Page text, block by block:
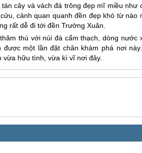
cây và vách đá trông đẹp mĩ miều như
cảnh quan quanh đền đẹp khó từ nào
rất dễ đi tới đền Trường Xuân.
thú với núi đá cẩm thạch, dòng nước
được một lần đặt chân khám phá nơi
vừa hữu tình, vừa kì vĩ nơi đây.